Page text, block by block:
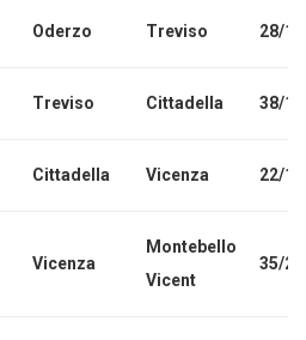
Oderzo Treviso 28/
Treviso Cittadella 38/
Cittadella Vicenza 22/
Vicenza
Montebello
Vicent
35/